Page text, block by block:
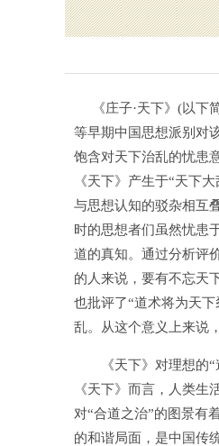
《庄子·天下》(以下
等早期中国思想派别对
饱含对天下治乱的忧患
《天下》产生于“天下
与思想认知的驳杂相互
时的思想者们虽然忧患
道的真知。通过分析评
的人来说，要有不忘天
也批评了“道术将为天
乱。从这个意义上来说
《天下》对理想的“道
《天下》而言，人类
对“合道之治”的图景有
的和谐局面，是中国传